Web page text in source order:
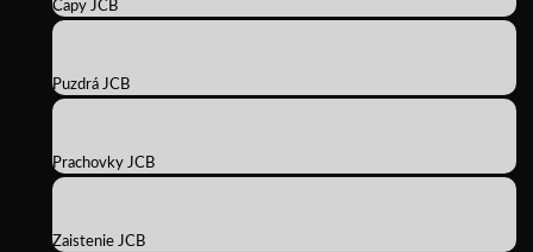
Čapy JCB
Puzdrá JCB
Prachovky JCB
Zaistenie JCB